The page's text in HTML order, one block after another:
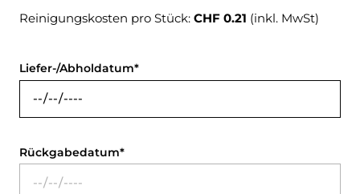
Reinigungskosten pro Stück: CHF 0.21 (inkl. MwSt)
Liefer-/Abholdatum
Rückgabedatum